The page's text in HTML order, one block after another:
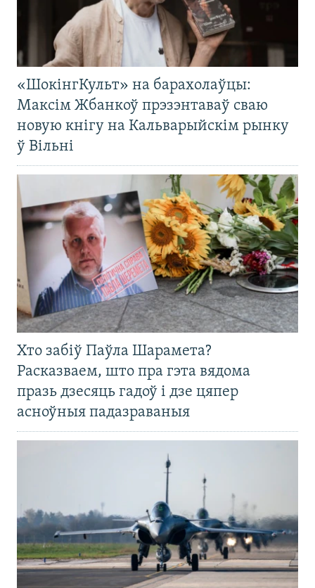
«ШокінгКульт» на барахолаўцы:
Максім Жбанкоў прэзэнтаваў сваю
новую кнігу на Кальварыйскім рынку
ў Вільні
Хто забіў Паўла Шарамета?
Расказваем, што пра гэта вядома
празь дзесяць гадоў і дзе цяпер
асноўныя падазраваныя